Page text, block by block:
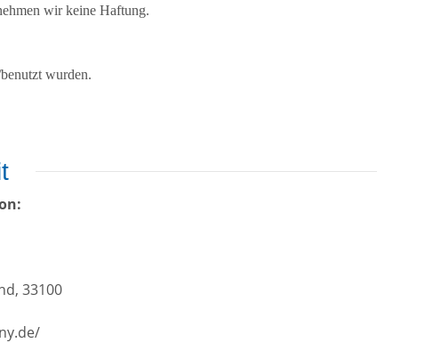
wir keine Haftung.
wurden.
33100